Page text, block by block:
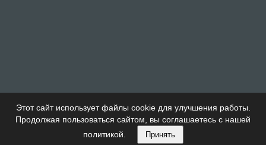
Этот сайт использует файлы cookie для улучшения работы.
Продолжая пользоваться сайтом, вы соглашаетесь с нашей
политикой.
Принять
Купи Дом Тема от Детский сад